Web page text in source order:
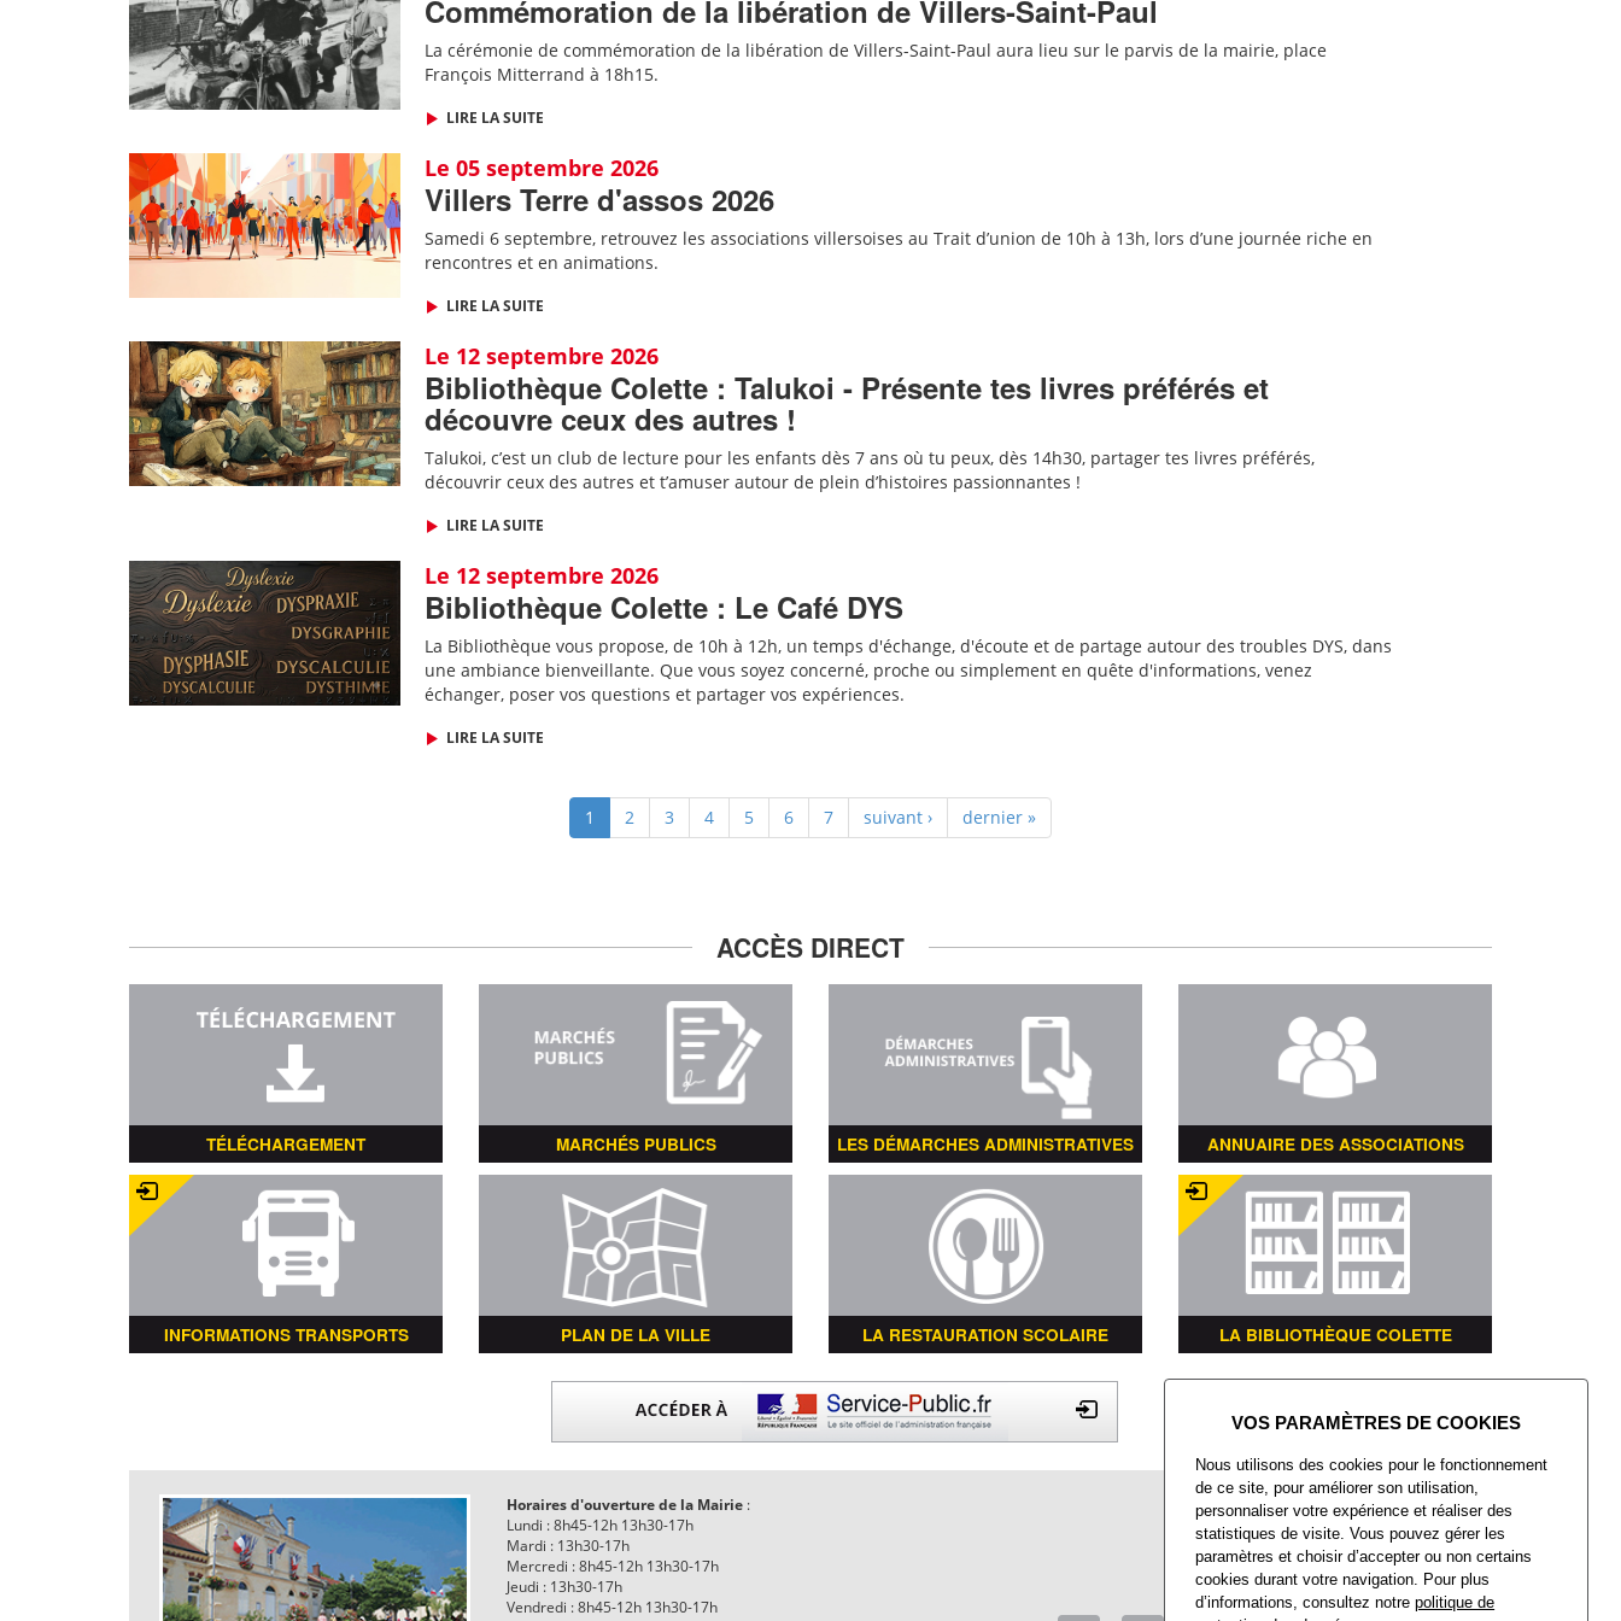
Commémoration de la libération de Villers-Saint-Paul
La cérémonie de commémoration de la libération de Villers-Saint-Paul aura lieu sur le parvis de la mairie, place
François Mitterrand à 18h15.
LIRE LA SUITE
Le 05 septembre 2026
Villers Terre d'assos 2026
Samedi 6 septembre, retrouvez les associations villersoises au Trait d’union de 10h à 13h, lors d’une journée riche en
rencontres et en animations.
LIRE LA SUITE
Le 12 septembre 2026
Bibliothèque Colette : Talukoi - Présente tes livres préférés et
découvre ceux des autres !
Talukoi, c’est un club de lecture pour les enfants dès 7 ans où tu peux, dès 14h30, partager tes livres préférés,
découvrir ceux des autres et t’amuser autour de plein d’histoires passionnantes !
LIRE LA SUITE
Le 12 septembre 2026
Bibliothèque Colette : Le Café DYS
La Bibliothèque vous propose, de 10h à 12h, un temps d'échange, d'écoute et de partage autour des troubles DYS, dans
une ambiance bienveillante. Que vous soyez concerné, proche ou simplement en quête d'informations, venez
échanger, poser vos questions et partager vos expériences.
LIRE LA SUITE
1 2 3 4 5 6 7 suivant › dernier »
ACCÈS DIRECT
TÉLÉCHARGEMENT MARCHÉS PUBLICS LES DÉMARCHES ADMINISTRATIVES ANNUAIRE DES ASSOCIATIONS
INFORMATIONS TRANSPORTS PLAN DE LA VILLE LA RESTAURATION SCOLAIRE LA BIBLIOTHÈQUE COLETTE
Horaires d'ouverture de la Mairie:
Lundi : 8h45-12h 13h30-17h
Mardi : 13h30-17h
Mercredi : 8h45-12h 13h30-17h
Jeudi : 13h30-17h
Vendredi : 8h45-12h 13h30-17h
Mairie de Villers-Saint-Paul
Place François Mitterrand
Villers-Saint-Paul
60872 Rieux CEDEX
Tél : 03 44 74 48 40
Nous utilisons des cookies pour le fonctionnement
de ce site, pour améliorer son utilisation,
personnaliser votre expérience et réaliser des
statistiques de visite. Vous pouvez gérer les
paramètres et choisir d’accepter ou non certains
cookies durant votre navigation. Pour plus
d’informations, consultez notrepolitique de